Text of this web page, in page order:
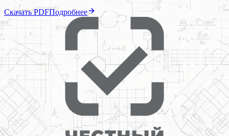
Скачать PDFПодробнее